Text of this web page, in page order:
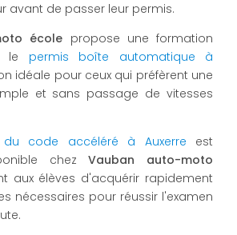
avant de passer leur permis.
école propose une formation
le permis boîte automatique à
idéale pour ceux qui préfèrent une
et sans passage de vitesses
du code accéléré à Auxerre est
chezVauban auto-moto
aux élèves d'acquérir rapidement
nécessaires pour réussir l'examen